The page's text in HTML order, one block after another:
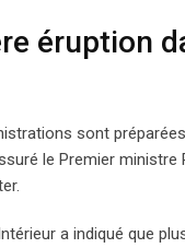
éruption
sont
le Premier ministre
a indiqué que